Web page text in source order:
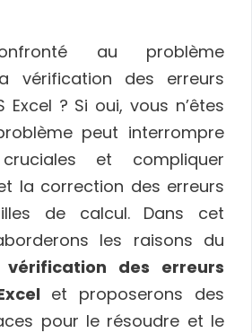
au problème
vérification des erreurs
Excel ? Si oui, vous n’êtes
peut interrompre
et compliquer
la correction des erreurs
de calcul. Dans cet
les raisons du
des erreurs
et proposerons des
pour le résoudre et le